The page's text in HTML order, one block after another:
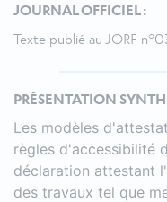
JOURNAL OFFICIEL :
Texte publié au JORF
PRÉSENTATION
Les modèles
règles d'accessibilité
déclaration attestant
des travaux tel que